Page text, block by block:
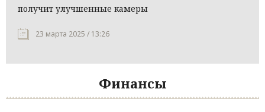
получит улучшенные камеры
23 марта 2025 / 13:26
Финансы